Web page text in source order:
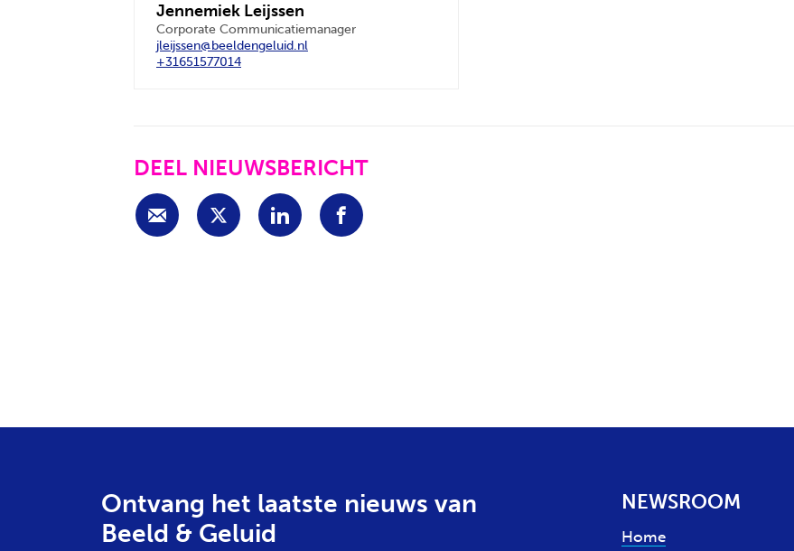
Jennemiek Leijssen
Corporate Communicatiemanager
jleijssen@beeldengeluid.nl
+31651577014
DEEL NIEUWSBERICHT
Ontvang het laatste nieuws van
Beeld & Geluid
NEWSROOM
Home